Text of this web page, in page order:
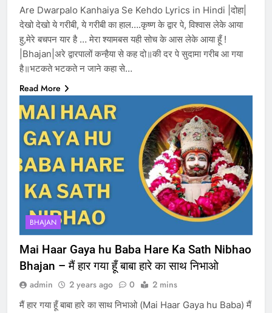
Are Dwarpalo Kanhaiya Se Kehdo Lyrics in Hindi |दोहा|
देखो देखो ये गरीबी, ये गरीबी का हाल….कृष्ण के द्वार पे, विश्वास लेके आया
हु,मेरे बचपन यार है … मेरा श्यामबस यही सोच के आस लेके आया हूँ !
|Bhajan|अरे द्वारपालों कन्हैया से कह दो॥की दर पे सुदामा गरीब आ गया
है॥भटकते भटकते न जाने कहा से…
Read More
BHAJAN
Mai Haar Gaya hu Baba Hare Ka Sath Nibhao
Bhajan – मैं हार गया हूँ बाबा हारे का साथ निभाओ
admin 2 years ago 0 2 mins
मैं हार गया हूँ बाबा हारे का साथ निभाओ (Mai Haar Gaya hu Baba) मैं